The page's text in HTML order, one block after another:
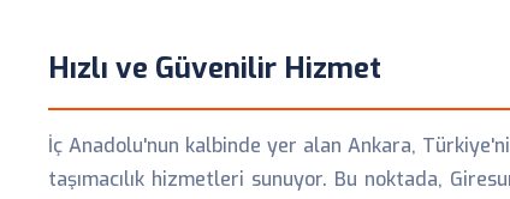
Hızlı ve Güvenilir Hizmet
İç Anadolu'nun kalbinde yer alan Ankara,
taşımacılık hizmetleri sunuyor. Bu noktada,